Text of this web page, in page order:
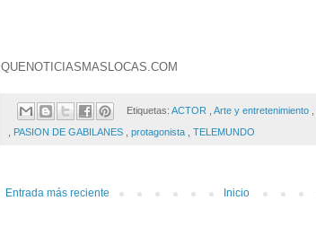
QUENOTICIASMASLOCAS.COM
Etiquetas: ACTOR Arte y entretenimiento
PASION DE GABILANES protagonista TELEMUNDO
Entrada más reciente Inicio